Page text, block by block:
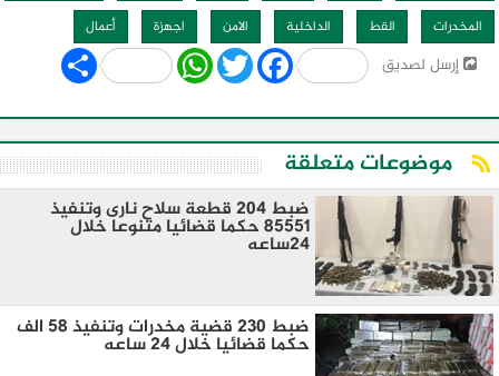
المخدرات
القط الداخلية الامن اجهزة أعمال
إرسل لصديق Share WhatsApp
Twitter Facebook
موضوعات متعلقة
ضبط 204 قطعة سلاح نارى وتنفيذ
85551 حكما قضائيا متنوعا خلال
24ساعه
ضبط 230 قضية مخدرات وتنفيذ 58 الف
حكما قضائيا خلال 24 ساعه